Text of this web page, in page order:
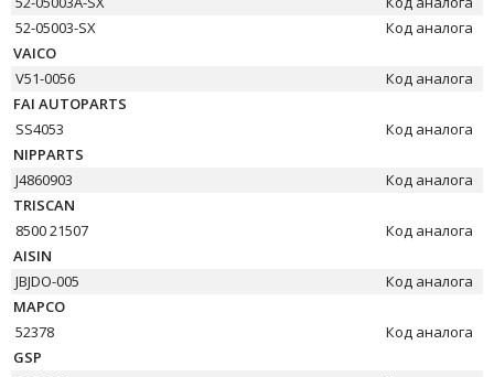
52-05003-SX
Код аналога
VAICO
V51-0056
Код аналога
FAI AUTOPARTS
SS4053
Код аналога
NIPPARTS
J4860903
Код аналога
TRISCAN
8500 21507
Код аналога
AISIN
JBJDO-005
Код аналога
MAPCO
52378
Код аналога
GSP